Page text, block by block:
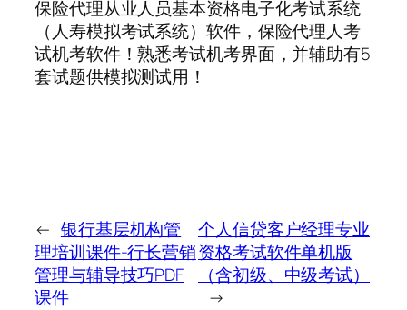
保险代理从业人员基本资格电子化考试系统
（人寿模拟考试系统）软件，保险代理人考
试机考软件！熟悉考试机考界面，并辅助有5
套试题供模拟测试用！
← 银行基层机构管
理培训课件-行长营销
管理与辅导技巧PDF
课件
个人信贷客户经理专业
资格考试软件单机版
（含初级、中级考试）
→